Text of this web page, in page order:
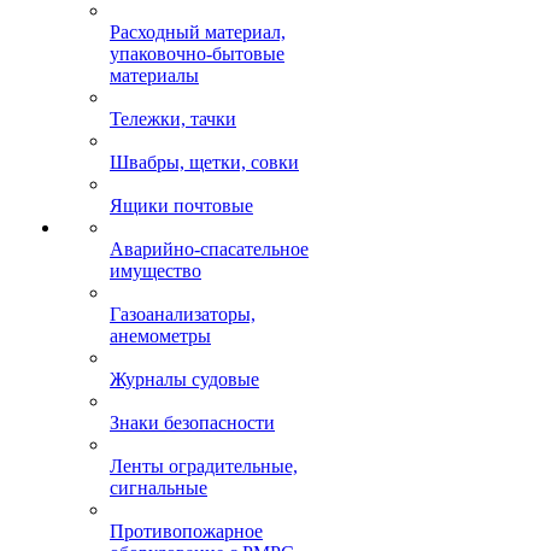
Расходный материал,
упаковочно-бытовые
материалы
Тележки, тачки
Швабры, щетки, совки
Ящики почтовые
Аварийно-спасательное
имущество
Газоанализаторы,
анемометры
Журналы судовые
Знаки безопасности
Ленты оградительные,
сигнальные
Противопожарное